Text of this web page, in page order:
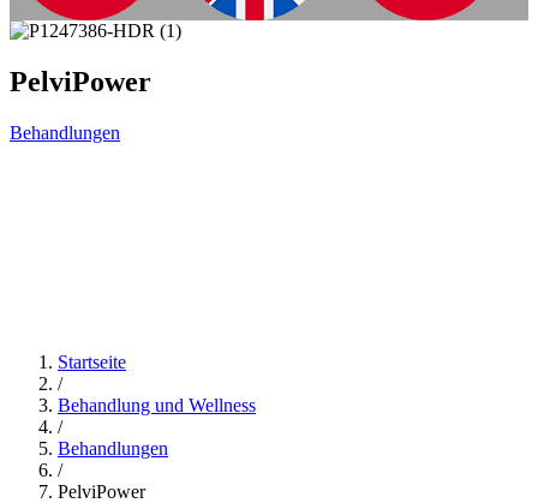
PelviPower
Behandlungen
Startseite
/
Behandlung und Wellness
/
Behandlungen
/
PelviPower